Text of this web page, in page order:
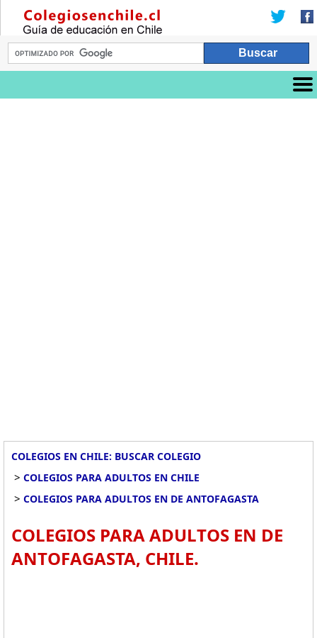
COLEGIOS EN CHILE: BUSCAR COLEGIO
> COLEGIOS PARA ADULTOS EN CHILE
> COLEGIOS PARA ADULTOS EN DE ANTOFAGASTA
COLEGIOS PARA ADULTOS EN DE
ANTOFAGASTA, CHILE.